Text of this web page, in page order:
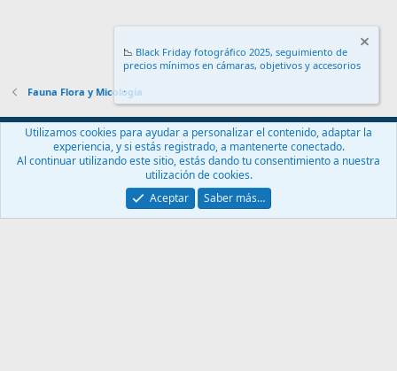
Fauna Flora y Micología
Español (ES)
Contáctanos
Términos y reglas Política de privacidad
Ayuda
Community platform by XenForo® © 2010-2024 XenForo Ltd.
📉 Black Friday fotográfico 2025, seguimiento de
precios mínimos en cámaras, objetivos y accesorios
.
Utilizamos cookies para ayudar a personalizar el contenido, adaptar la
experiencia, y si estás registrado, a mantenerte conectado.
Al continuar utilizando este sitio, estás dando tu consentimiento a nuestra
utilización de cookies.
Aceptar
Saber más…